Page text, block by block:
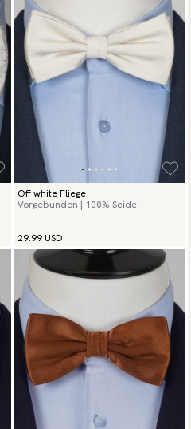
Off white Fliege
Vorgebunden | 100% Seide
29.99 USD